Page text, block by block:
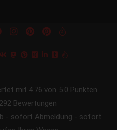
mit 4.76 von 5.0 Punkten
292 Bewertungen
- sofort Abmeldung - sofort